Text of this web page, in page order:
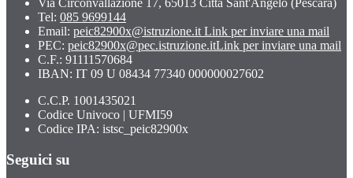
Via Circonvallazione 17, 65013 Città Sant'Angelo (Pescara)
Tel: 085 9699144
Email: peic82900x@istruzione.it Link per inviare una mail
PEC: peic82900x@pec.istruzione.itLink per inviare una mail
C.F.: 91111570684
IBAN: IT 09 U 08434 77340 000000027602
C.C.P. 1001435021
Codice Univoco | UFMI59
Codice IPA: istsc_peic82900x
Seguici su